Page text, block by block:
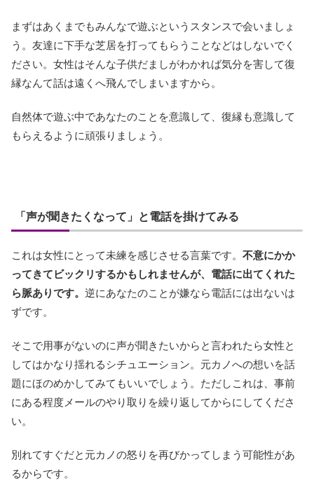
まずはあくまでもみんなで遊ぶというスタンスで会いましょ
う。友達に下手な芝居を打ってもらうことなどはしないでく
ださい。女性はそんな子供だましがわかれば気分を害して復
縁なんて話は遠くへ飛んでしまいますから。
自然体で遊ぶ中であなたのことを意識して、復縁も意識して
もらえるように頑張りましょう。
「声が聞きたくなって」と電話を掛けてみる
これは女性にとって未練を感じさせる言葉です。 不意にかか
ってきてビックリするかもしれませんが、電話に出てくれた
ら脈ありです。 逆にあなたのことが嫌なら電話には出ないは
ずです。
そこで用事がないのに声が聞きたいからと言われたら女性と
してはかなり揺れるシチュエーション。元カノへの想いを話
題にほのめかしてみてもいいでしょう。ただしこれは、事前
にある程度メールのやり取りを繰り返してからにしてくださ
い。
別れてすぐだと元カノの怒りを再びかってしまう可能性があ
るからです。